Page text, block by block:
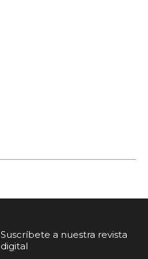
Suscríbete a nuestra revista
digital